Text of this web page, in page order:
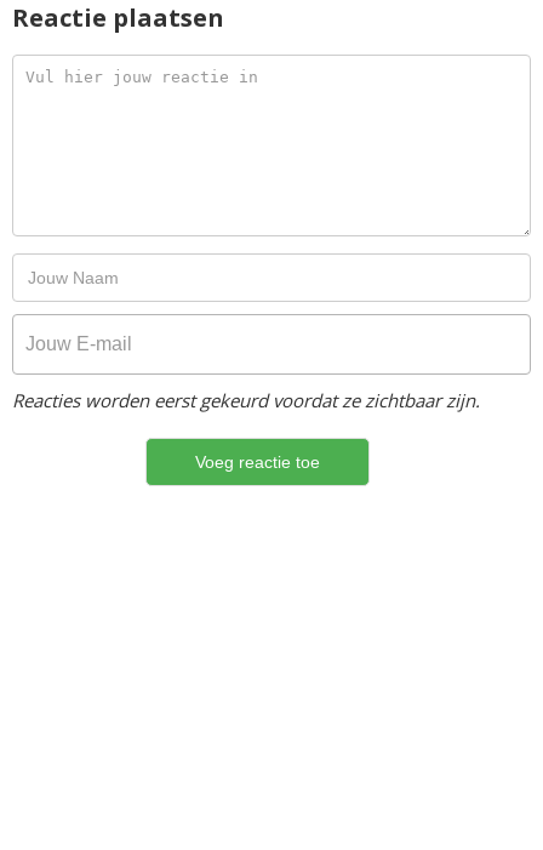
Reactie plaatsen
Reacties worden eerst gekeurd voordat ze zichtbaar zijn.